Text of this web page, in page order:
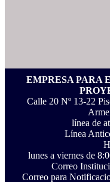
EMPRESA PARA
Calle 20 Nº 13-22
línea de
Línea
lunes a viernes de
Correo
Correo para